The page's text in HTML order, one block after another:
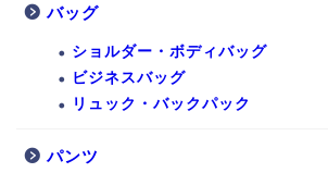
バッグ
ショルダー・ボディバッグ
ビジネスバッグ
リュック・バックパック
パンツ